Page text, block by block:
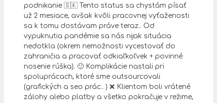
podnikanie 🇸🇰 Tento status sa chystám písať
už 2 mesiace, avšak kvôli pracovnej vyťaženosti
sa k tomu dostávam práve teraz.. Od
vypuknutia pandémie sa nás nijak situácia
nedotkla (okrem nemožnosti vycestovať do
zahraničia a pracovať odkiaľkoľvek + povinné
nosenie rúška). 🙂 Komplikácie nastali pri
spoluprácach, ktoré sme outsourcovali
(grafických a seo prác.. ) ❌ Klientom boli vrátené
zálohy alebo platby a všetko pokračuje v režime,